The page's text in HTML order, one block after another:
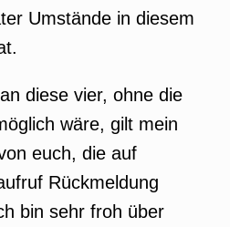
Umstände in diesem
diese vier, ohne die
wäre, gilt mein
euch, die auf
Rückmeldung
bin sehr froh über